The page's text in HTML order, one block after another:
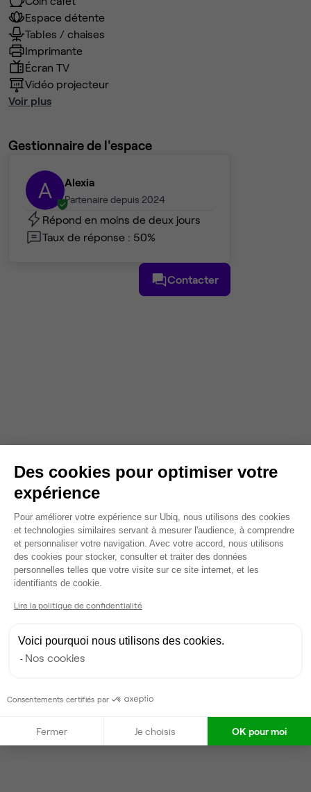
Espace détente
Tables / chaises
Imprimante
Écran TV
Vidéo projecteur
Voir plus
Gestionnaire de l'espace
A Alexia
Partenaire depuis 2024
Répond en moins de deux jours
Taux de réponse : 50%
Contacter
Des cookies pour optimiser votre
expérience
Plateforme de Gestion du
Pour améliorer votre expérience sur Ubiq, nous utilisons des cookies
et technologies similaires servant à mesurer l'audience, à comprendre
et personnaliser votre navigation. Avec votre accord, nous utilisons
des cookies pour stocker, consulter et traiter des données
personnelles telles que votre visite sur ce site internet, et les
identifiants de cookie.
Lire la politique de confidentialité
Voici pourquoi nous utilisons des cookies.
Nos cookies
Consentements certifiés par
Fermer Je choisis OK pour moi